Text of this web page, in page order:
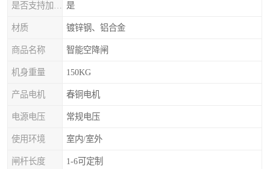
是
材质 镀锌钢、铝合金
商品名称 智能空降闸
机身重量 150KG
产品电机 春铜电机
电源电压 常规电压
使用环境 室内/室外
闸杆长度 1-6可定制